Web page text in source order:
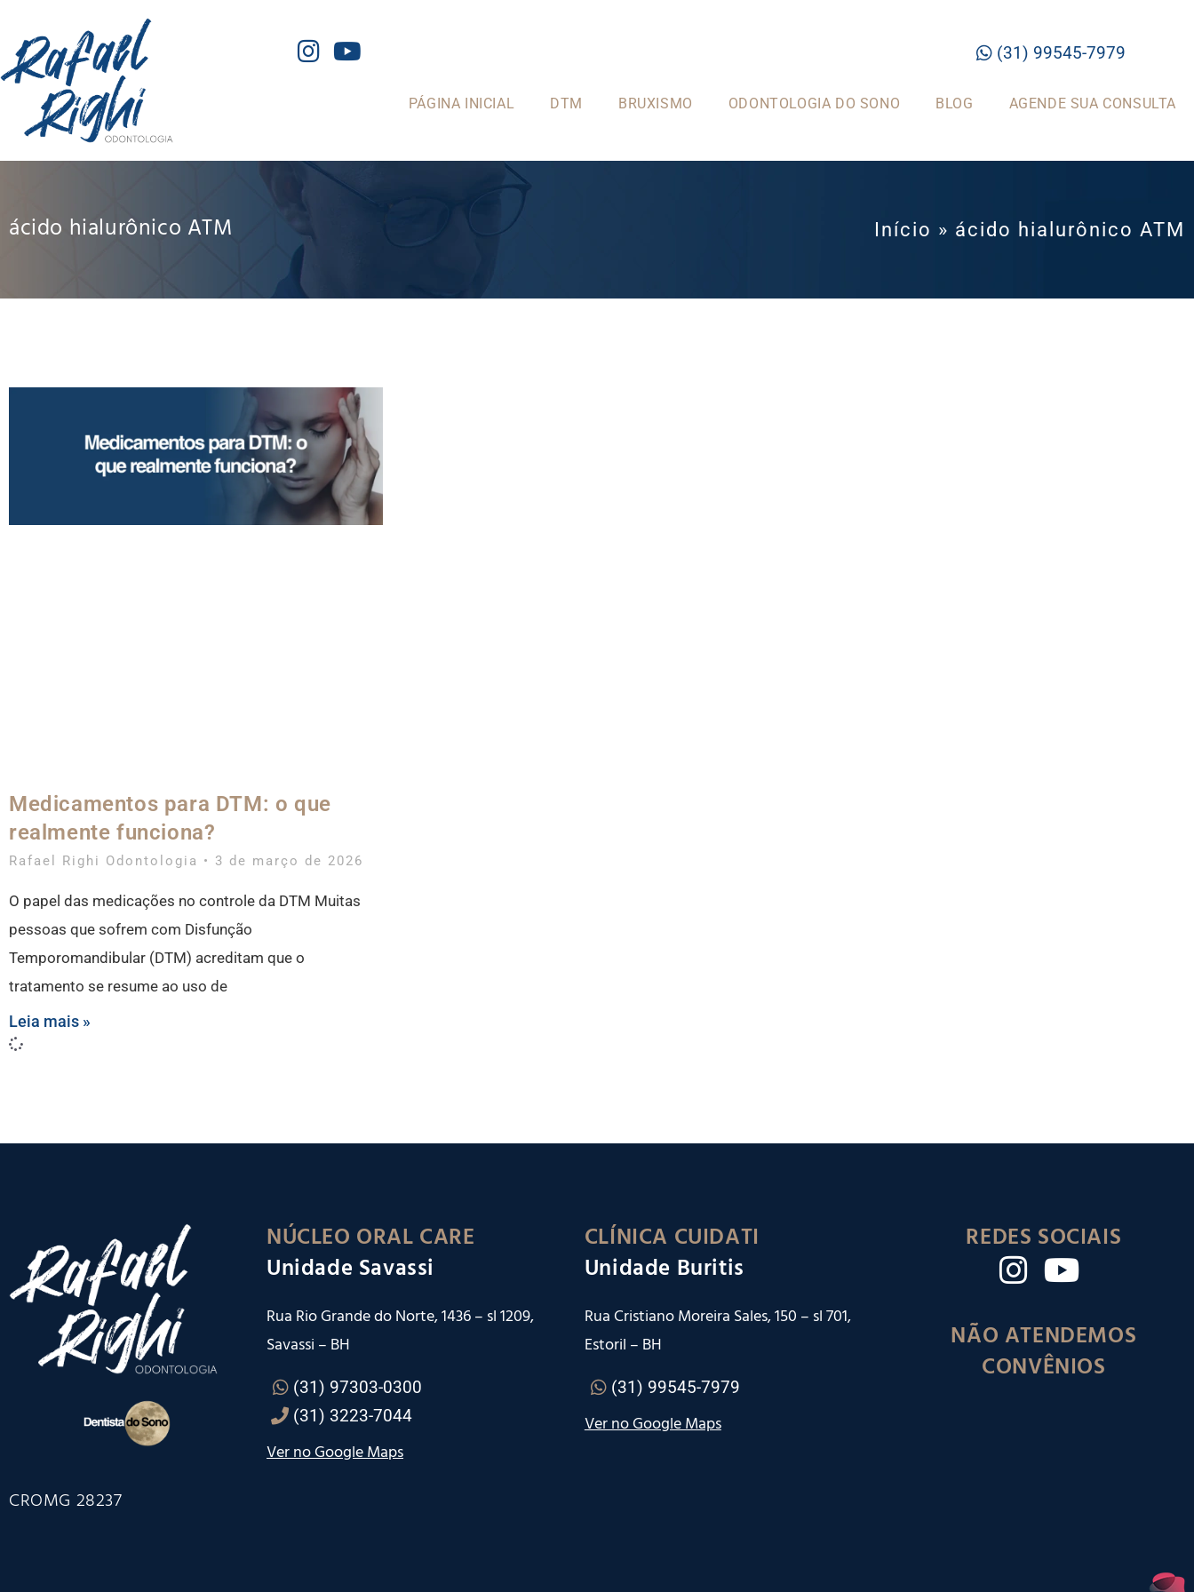
(31) 99545-7979
PÁGINA INICIAL DTM BRUXISMO ODONTOLOGIA DO SONO BLOG AGENDE SUA CONSULTA
ácido hialurônico ATM Início » ácido hialurônico ATM
Medicamentos para DTM: o que
realmente funciona?
Rafael Righi Odontologia 3 de março de 2026
O papel das medicações no controle da DTM Muitas
pessoas que sofrem com Disfunção
Temporomandibular (DTM) acreditam que o
tratamento se resume ao uso de
Leia mais »
CROMG 28237
NÚCLEO ORAL CARE
Unidade Savassi
Rua Rio Grande do Norte, 1436 – sl 1209,
Savassi – BH
(31) 97303-0300
(31) 3223-7044
Ver no Google Maps
CLÍNICA CUIDATI
Unidade Buritis
Rua Cristiano Moreira Sales, 150 – sl 701,
Estoril – BH
(31) 99545-7979
Ver no Google Maps
REDES SOCIAIS
NÃO ATENDEMOS
CONVÊNIOS